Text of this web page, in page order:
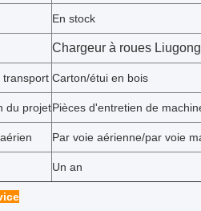
En stock
Chargeur à roues Liugong
transport Carton/étui en bois
du projetPièces d'entretien de
Par voie aérienne/par voie
Un an